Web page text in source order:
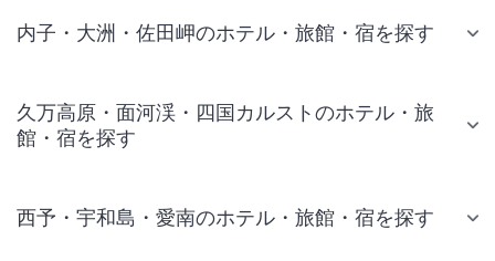
内子・大洲・佐田岬のホテル・旅館・宿を探す
久万高原・面河渓・四国カルストのホテル・旅
館・宿を探す
西予・宇和島・愛南のホテル・旅館・宿を探す